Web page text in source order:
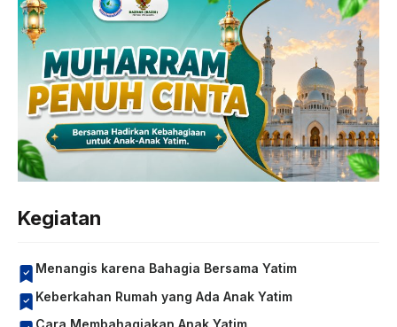
Kegiatan
Menangis karena Bahagia Bersama Yatim
Keberkahan Rumah yang Ada Anak Yatim
Cara Membahagiakan Anak Yatim